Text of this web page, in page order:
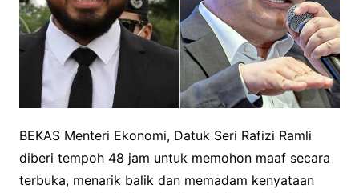
BEKAS Menteri Ekonomi, Datuk Seri Rafizi Ramli
diberi tempoh 48 jam untuk memohon maaf secara
terbuka, menarik balik dan memadam kenyataan